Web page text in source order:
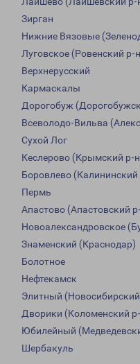
Зирган
Нижние Вязовые
Луговское (Ровенский р-
Верхнерусский
Кармаскалы
Дорогобуж
Всеволодо-Вильва
Сухой Лог
Кеслерово (Крымский р-
Боровлево (Калининский
Пермь
Апастово (Апастовский
Новоалександровское
Знаменский (Краснодар)
Болотное
Нефтекамск
Элитный
Дворики (Коломенский
Юбилейный
Шербакуль